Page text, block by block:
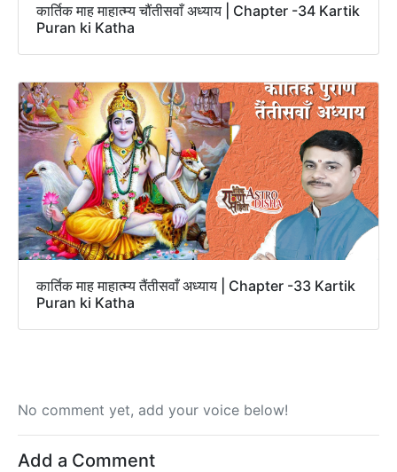
कार्तिक माह माहात्म्य चौंतीसवाँ अध्याय | Chapter -34 Kartik
Puran ki Katha
कार्तिक माह माहात्म्य तैंतीसवाँ अध्याय | Chapter -33 Kartik
Puran ki Katha
No comment yet, add your voice below!
Add a Comment